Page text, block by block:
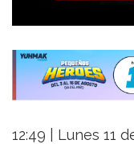
12:49 | Lunes 11